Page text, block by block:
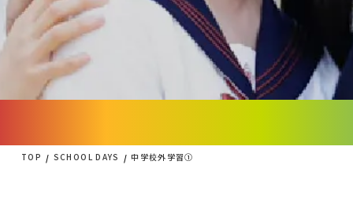
TOP SCHOOL DAYS 中学校外学習①